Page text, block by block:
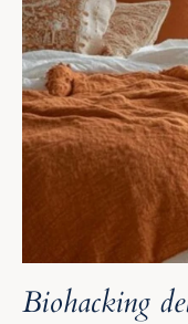
Biohacking